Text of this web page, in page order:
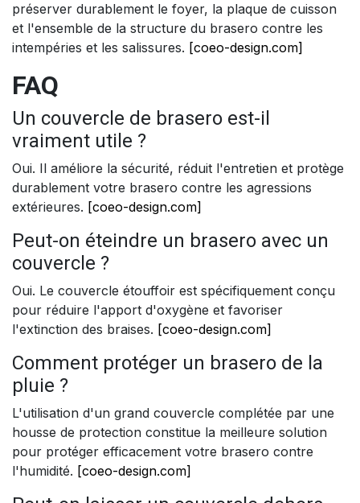
préserver durablement le foyer, la plaque de cuisson
et l'ensemble de la structure du brasero contre les
intempéries et les salissures. [coeo-design.com]
FAQ
Un couvercle de brasero est-il
vraiment utile ?
Oui. Il améliore la sécurité, réduit l'entretien et protège
durablement votre brasero contre les agressions
extérieures. [coeo-design.com]
Peut-on éteindre un brasero avec un
couvercle ?
Oui. Le couvercle étouffoir est spécifiquement conçu
pour réduire l'apport d'oxygène et favoriser
l'extinction des braises. [coeo-design.com]
Comment protéger un brasero de la
pluie ?
L'utilisation d'un grand couvercle complétée par une
housse de protection constitue la meilleure solution
pour protéger efficacement votre brasero contre
l'humidité. [coeo-design.com]